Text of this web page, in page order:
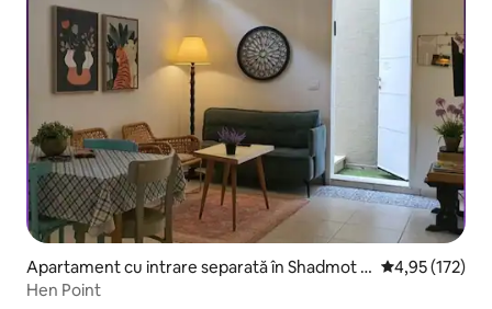
Apartament cu intrare separată în Shadmot D
vora
Scor mediu
4,95 (172)
Hen Point